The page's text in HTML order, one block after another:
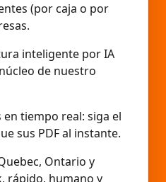
(por caja o por
inteligente por IA
de nuestro
tiempo real: siga el
sus PDF al instante.
Ontario y
rápido, humano y